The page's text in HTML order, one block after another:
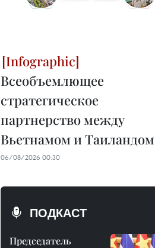
Всеобъемлющее
стратегическое
партнерство между
Вьетнамом и Таиландом
06/08/2026 00:30
ПОДКАСТ
Председатель